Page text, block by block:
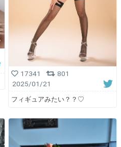
17341
801
2025/01/21
フィギュアみたい？？♡